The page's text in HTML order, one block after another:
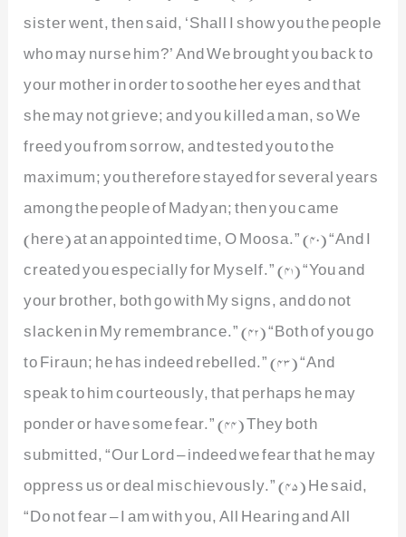
sister went, then said, ‘Shall I show you the people
who may nurse him?’ And We brought you back to
your mother in order to soothe her eyes and that
she may not grieve; and you killed a man, so We
freed you from sorrow, and tested you to the
maximum; you therefore stayed for several years
among the people of Madyan; then you came
(here) at an appointed time, O Moosa.” (40) “And I
created you especially for Myself.” (41) “You and
your brother, both go with My signs, and do not
slacken in My remembrance.” (42) “Both of you go
to Firaun; he has indeed rebelled.” (43) “And
speak to him courteously, that perhaps he may
ponder or have some fear.” (44) They both
submitted, “Our Lord – indeed we fear that he may
oppress us or deal mischievously.” (45) He said,
“Do not fear – I am with you, All Hearing and All